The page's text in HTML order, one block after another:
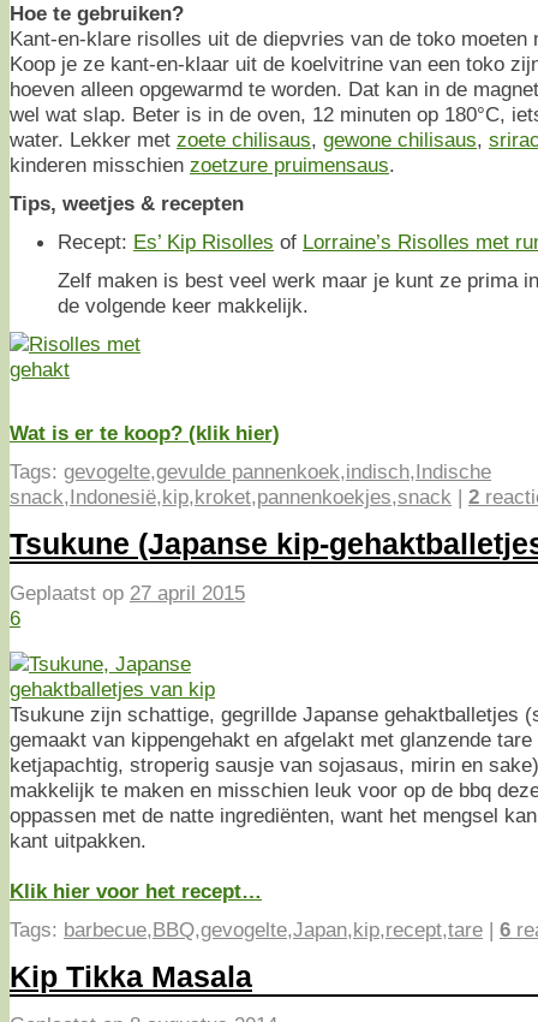
Hoe te gebruiken?
Kant-en-klare risolles uit de diepvries van de toko moeten
Koop je ze kant-en-klaar uit de koelvitrine van een toko
hoeven alleen opgewarmd te worden. Dat kan in de
wel wat slap. Beter is in de oven, 12 minuten op 180°C,
water. Lekker met zoete chilisaus, gewone chilisaus,
kinderen misschien zoetzure pruimensaus.
Tips, weetjes & recepten
Recept: Es’ Kip Risolles of Lorraine’s Risolles met
Zelf maken is best veel werk maar je kunt ze prima
de volgende keer makkelijk.
Wat is er te koop? (klik hier)
Tags: gevogelte,gevulde pannenkoek,indisch,Indische
snack,Indonesië,kip,kroket,pannenkoekjes,snack | 2
Tsukune (Japanse kip-
Geplaatst op 27 april 2015
6
Tsukune zijn schattige, gegrillde Japanse gehaktballetjes
gemaakt van kippengehakt en afgelakt met glanzende
ketjapachtig, stroperig sausje van sojasaus, mirin en
makkelijk te maken en misschien leuk voor op de bbq
oppassen met de natte ingrediënten, want het mengsel
kant uitpakken.
Klik hier voor het recept…
Tags: barbecue,BBQ,gevogelte,Japan,kip,recept,tare | 6
Kip Tikka Masala